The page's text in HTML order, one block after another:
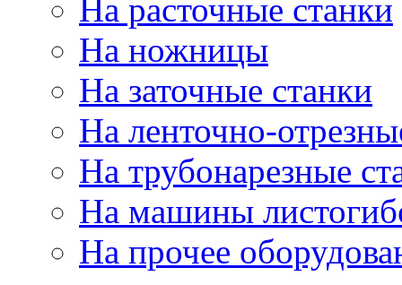
На расточные станки
На ножницы
На заточные станки
На ленточно-
На трубонарезные
На машины
На прочее